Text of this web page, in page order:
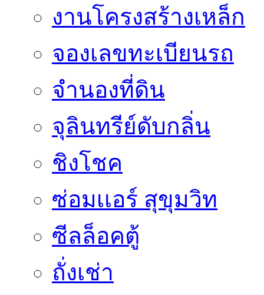
งานโครงสร้างเหล็ก
จองเลขทะเบียนรถ
จำนองที่ดิน
จุลินทรีย์ดับกลิ่น
ชิงโชค
ซ่อมเเอร์ สุขุมวิท
ซีลล็อคตู้
ถั่งเช่า